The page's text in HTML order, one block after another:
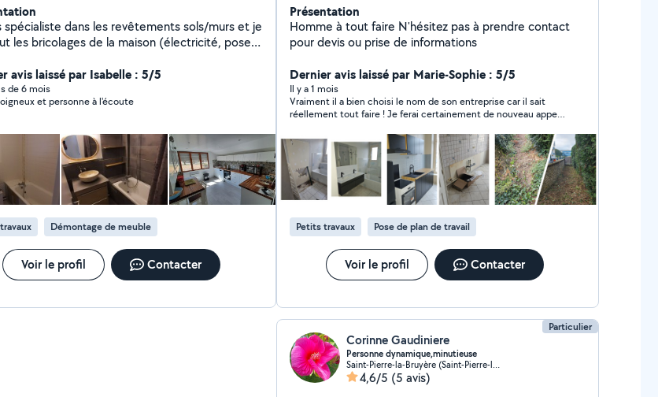
spécialiste dans les revêtements sols/murs et je
les bricolages de la maison (électricité, pose
pas c'est que je peux pas vous répondre
donc appelez moi directement ou par
6 738949 11
avis laissé par Isabelle : 5/5
de 6 mois
et personne à l'écoute
Démontage de meuble
Voir le profil Contacter
Présentation
Homme à tout faire N'hésitez pas à prendre contact
pour devis ou prise de informations
Dernier avis laissé par Marie-Sophie : 5/5
Il y a 1 mois
Vraiment il a bien choisi le nom de son entreprise car il sait
réellement tout faire ! Je ferai certainement de nouveau appel
solutions à chaque probleme, et travaille rapidement et
efficacement, avec de plus une tres grande gentillesse et vraie
disponibilité.
Petits travaux Pose de plan de travail
Voir le profil Contacter
Particulier
Corinne Gaudiniere
Personne dynamique,minutieuse
Saint-Pierre-la-Bruyère (Saint-Pierre-la-Bruyère)
4,6/5 (5 avis)